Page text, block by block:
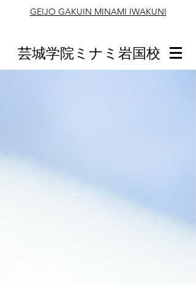
GEIJO GAKUIN MINAMI IWAKUNI
芸城学院ミナミ岩国校